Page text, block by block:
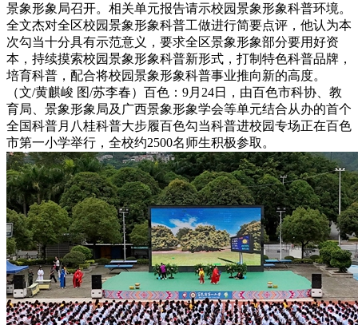
景象形象局召开。相关单元报告请示校园景象形象科普环境。
全文杰对全区校园景象形象科普工做进行简要点评，他认为本
次勾当十分具有示范意义，要求全区景象形象部分要用好资
本，持续摸索校园景象形象科普新形式，打制特色科普品牌，
培育科普，配合将校园景象形象科普事业推向新的高度。
（文/黄麒峻 图/苏李春）百色：9月24日，由百色市科协、教
育局、景象形象局及广西景象形象学会等单元结合从办的首个
全国科普月八桂科普大步履百色勾当科普进校园专场正在百色
市第一小学举行，全校约2500名师生积极参取。